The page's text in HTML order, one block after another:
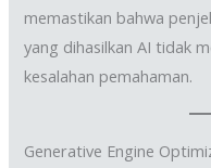
memastikan bahwa
yang dihasilkan AI tidak
kesalahan pemahaman.
Generative Engine